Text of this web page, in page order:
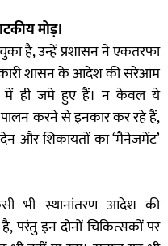
मोड़।
चुका है, उन्हें प्रशासन ने एकतरफा
शासन के आदेश की सरेआम
में ही जमे हुए हैं। न केवल ये
करने से इनकार कर रहे हैं,
और शिकायतों का ‘मैनेजमेंट’
भी स्थानांतरण आदेश की
परंतु इन दोनों चिकित्सकों पर